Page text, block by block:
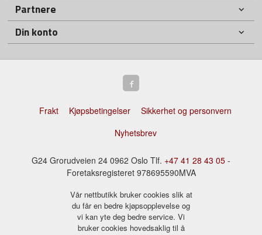
Partnere
Din konto
Frakt Kjøpsbetingelser
Sikkerhet og personvern
Nyhetsbrev
G24 Grorudveien 24 0962 Oslo Tlf. +47 41 28 43 05 -
Foretaksregisteret 978695590MVA
Vår nettbutikk bruker cookies slik at
du får en bedre kjøpsopplevelse og
vi kan yte deg bedre service. Vi
bruker cookies hovedsaklig til å